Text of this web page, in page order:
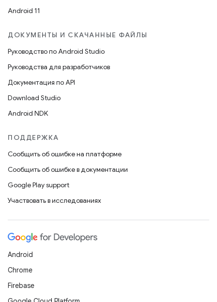
Android 11
ДОКУМЕНТЫ И СКАЧАННЫЕ ФАЙЛЫ
Руководство по Android Studio
Руководства для разработчиков
Документация по API
Download Studio
Android NDK
ПОДДЕРЖКА
Сообщить об ошибке на платформе
Сообщить об ошибке в документации
Google Play support
Участвовать в исследованиях
Android
Chrome
Firebase